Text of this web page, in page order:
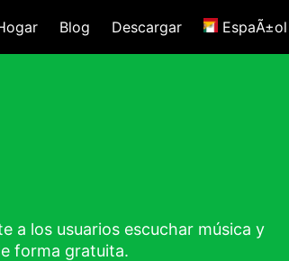
Blog Descargar EspaÃ±ol
a los usuarios escuchar música y
forma gratuita.